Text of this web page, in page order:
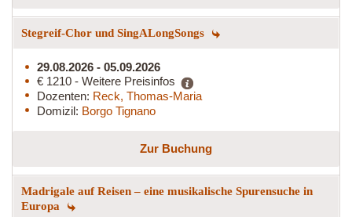
Stegreif-Chor und SingALongSongs
29.08.2026 - 05.09.2026
€ 1210 - Weitere Preisinfos
Dozenten: Reck, Thomas-Maria
Domizil: Borgo Tignano
Zur Buchung
Madrigale auf Reisen – eine musikalische Spurensuche in
Europa